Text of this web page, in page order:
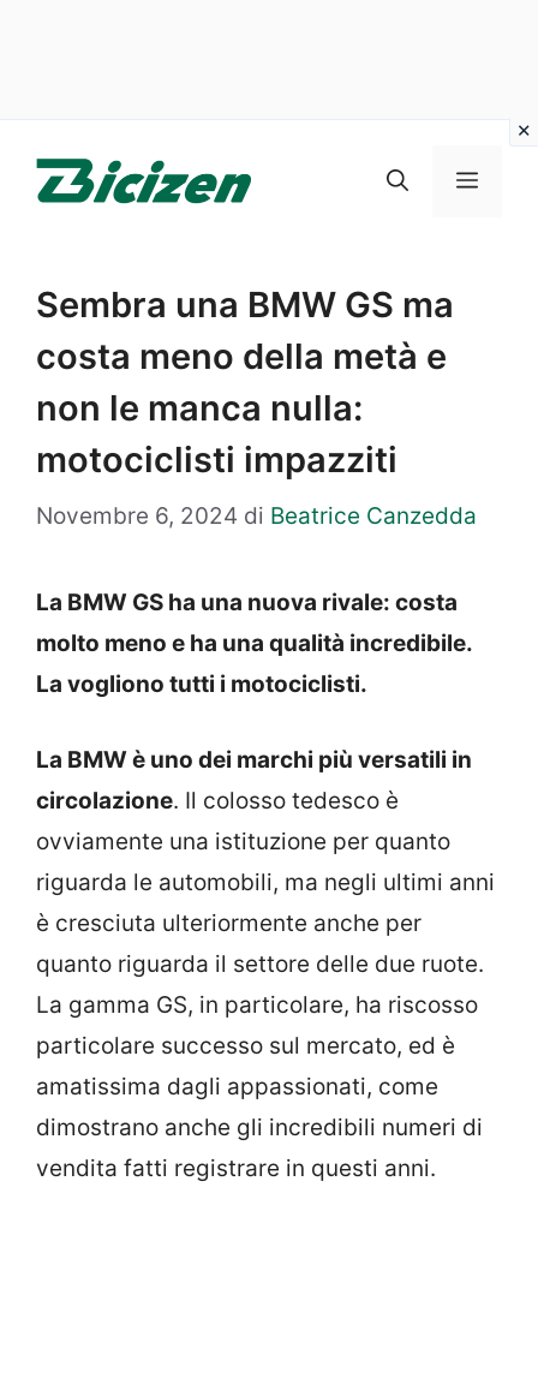
Menu
Sembra una BMW GS ma
costa meno della metà e
non le manca nulla:
motociclisti impazziti
Novembre 6, 2024 di Beatrice Canzedda
La BMW GS ha una nuova rivale: costa
molto meno e ha una qualità incredibile.
La vogliono tutti i motociclisti.
La BMW è uno dei marchi più versatili in
circolazione. Il colosso tedesco è
ovviamente una istituzione per quanto
riguarda le automobili, ma negli ultimi anni
è cresciuta ulteriormente anche per
quanto riguarda il settore delle due ruote.
La gamma GS, in particolare, ha riscosso
particolare successo sul mercato, ed è
amatissima dagli appassionati, come
dimostrano anche gli incredibili numeri di
vendita fatti registrare in questi anni.